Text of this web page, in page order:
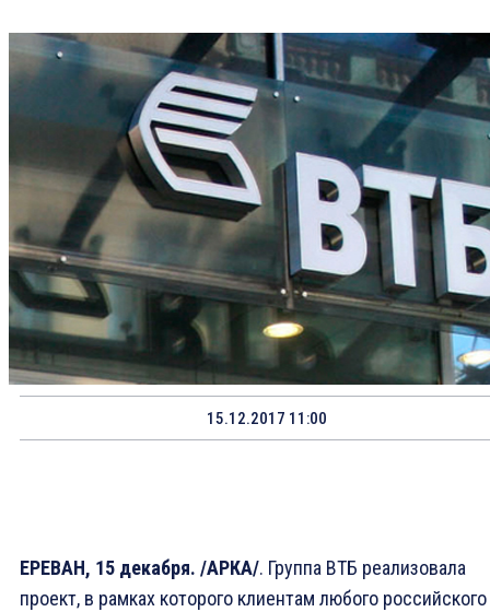
15.12.2017 11:00
ЕРЕВАН, 15 декабря. /АРКА/. Группа ВТБ реализовала
проект, в рамках которого клиентам любого российского